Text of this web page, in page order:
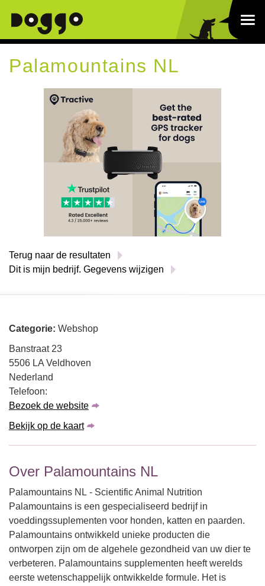
Palamountains NL
Terug naar de resultaten
Dit is mijn bedrijf. Gegevens wijzigen
Categorie: Webshop
Banstraat 23
5506 LA Veldhoven
Nederland
Telefoon:
Bezoek de website
Bekijk op de kaart
Over Palamountains NL
Palamountains NL - Scientific Animal Nutrition
Palamountains is een gespecialiseerd bedrijf in
voeddingssuplementen voor honden, katten en paarden.
Palamountains ontwikkeld unieke producten die
ontworpen zijn om de algehele gezondheid van uw dier te
verbeteren. Palamountains supplementen heeft werelds
eerste wetenschappelijk ontwikkelde formule. Het is